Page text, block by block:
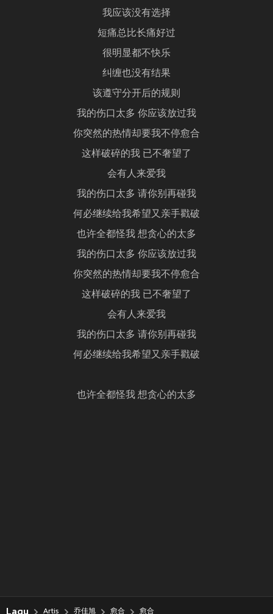
我应该没有选择
短痛总比长痛好过
很明显都不快乐
纠缠也没有结果
该遵守分开后的规则
我的伤口太多 你应该放过我
你突然的热情却要我不停愈合
这样破碎的我 已不奢望了
会有人来爱我
我的伤口太多 请你别再碰我
何必继续给我希望又亲手戳破
也许全都怪我 想贪心的太多
我的伤口太多 你应该放过我
你突然的热情却要我不停愈合
这样破碎的我 已不奢望了
会有人来爱我
我的伤口太多 请你别再碰我
何必继续给我希望又亲手戳破
也许全都怪我 想贪心的太多
Lagu Artis 乔佳旭 愈合 愈合